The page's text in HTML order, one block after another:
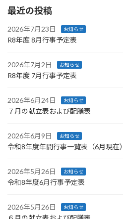
最近の投稿
2026年7月23日 お知らせ
R8年度 8月行事予定表
2026年7月2日 お知らせ
R8年度 7月行事予定表
2026年6月24日 お知らせ
７月の献立表および配膳表
2026年6月9日 お知らせ
令和8年度年間行事一覧表（6月現在）
2026年5月26日 お知らせ
令和8年度6月行事予定表
2026年5月26日 お知らせ